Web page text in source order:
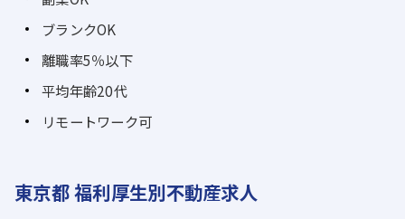
ブランクOK
離職率5％以下
平均年齢20代
リモートワーク可
東京都 福利厚生別不動産求人